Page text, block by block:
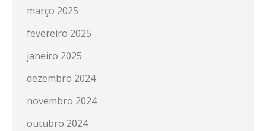
março 2025
fevereiro 2025
janeiro 2025
dezembro 2024
novembro 2024
outubro 2024